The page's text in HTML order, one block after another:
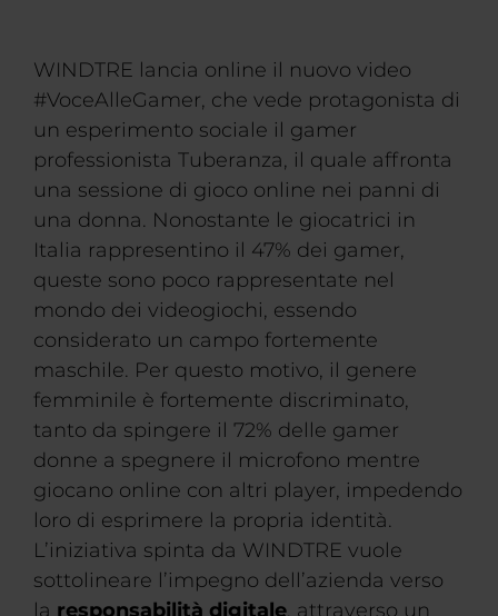
WINDTRE lancia online il nuovo video
#VoceAlleGamer, che vede protagonista di
un esperimento sociale il gamer
professionista Tuberanza, il quale affronta
una sessione di gioco online nei panni di
una donna. Nonostante le giocatrici in
Italia rappresentino il 47% dei gamer,
queste sono poco rappresentate nel
mondo dei videogiochi, essendo
considerato un campo fortemente
maschile. Per questo motivo, il genere
femminile è fortemente discriminato,
tanto da spingere il 72% delle gamer
donne a spegnere il microfono mentre
giocano online con altri player, impedendo
loro di esprimere la propria identità.
L’iniziativa spinta da WINDTRE vuole
sottolineare l’impegno dell’azienda verso
la responsabilità digitale, attraverso un